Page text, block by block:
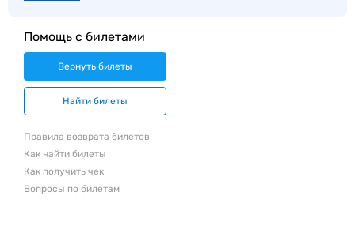
Помощь с билетами
Вернуть билеты
Найти билеты
Правила возврата билетов
Как найти билеты
Как получить чек
Вопросы по билетам